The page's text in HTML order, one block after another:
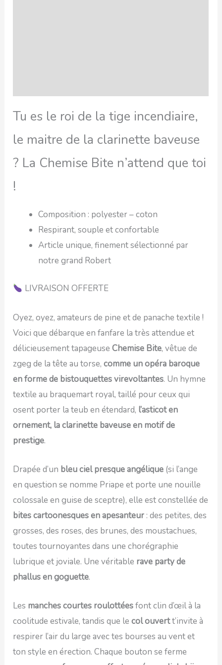
Tu es le roi de la tige incendiaire,
le maitre de la clarinette baveuse
? La Chemise Bite n’attend que toi
!
Composition : polyester – coton
Respirant, souple et confortable
Article unique, finement sélectionné par
notre grand Robert
LIVRAISON OFFERTE
Oyez, oyez, amateurs de pine et de panache textile !
Voici que débarque en fanfare la très attendue et
délicieusement tapageuseChemise Bite, vêtue de
zgeg de la tête au torse,comme un opéra baroque
en forme de bistouquettes virevoltantes. Un hymne
textile au braquemart royal, taillé pour ceux qui
osent porter la teub en étendard, l’asticot en
ornement, la clarinette baveuse en motif de
prestige.
Drapée d’un bleu ciel presque angélique (si l’ange
en question se nomme Priape et porte une nouille
colossale en guise de sceptre), elle est constellée de
bites cartoonesques en apesanteur : des petites, des
grosses, des roses, des brunes, des moustachues,
toutes tournoyantes dans une chorégraphie
lubrique et joviale. Une véritable rave party de
phallus en goguette.
Les manches courtes roulottéesfont clin d’œil à la
coolitude estivale, tandis que lecol ouvertt’invite à
respirer l’air du large avec tes bourses au vent et
ton style en érection. Chaque bouton se ferme